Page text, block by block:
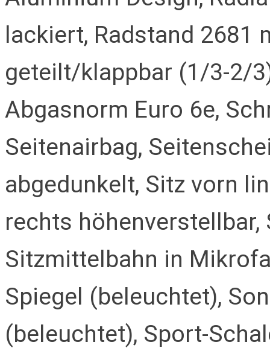
lackiert, Radstand 2681
geteilt/klappbar (1/3-2/
Abgasnorm Euro 6e,
Seitenairbag,
abgedunkelt, Sitz vorn
rechts
Sitzmittelbahn in
Spiegel (beleuchtet),
(beleuchtet), Sport-